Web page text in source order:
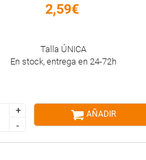
2,59€
Talla ÚNICA
En stock, entrega en 24-72h
+
-
+
-
AÑADIR